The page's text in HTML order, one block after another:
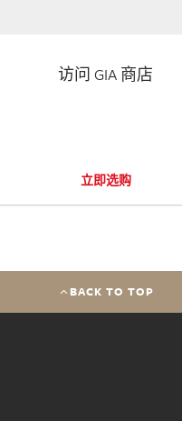
访问 GIA 商店
立即选购
BACK TO TOP